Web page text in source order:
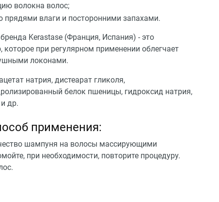
волокна волос;
прядями влаги и посторонними запахами.
Kerastase (Франция, Испания) - это
которое при регулярном применении облегчает
локонами.
натрия, дистеарат гликоля,
белок пшеницы, гидроксид натрия,
др.
применения:
шампуня на волосы массирующими
при необходимости, повторите процедуру.